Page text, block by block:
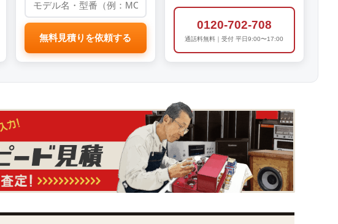
無料見積りを依頼する
0120-702-708
通話料無料｜受付 平日9:00〜17:00